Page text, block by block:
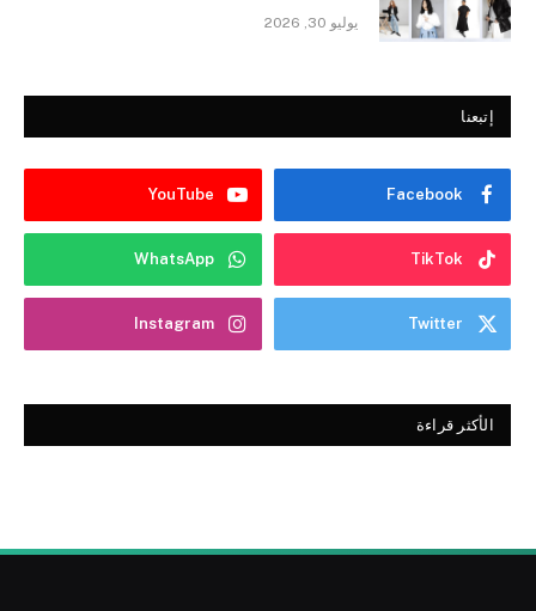
يوليو 30, 2026
إتبعنا
Facebook
YouTube
TikTok
WhatsApp
Twitter
Instagram
الأكثر قراءة